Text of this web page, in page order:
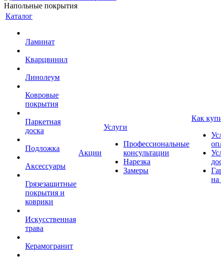
Напольные покрытия
Каталог
Ламинат
Кварцвинил
Линолеум
Ковровые
покрытия
Паркетная
доска
Подложка
Аксессуары
Грязезащитные
покрытия и
коврики
Искусственная
трава
Керамогранит
Акции
Услуги
Профессиональные
консультации
Нарезка
Замеры
Как
на